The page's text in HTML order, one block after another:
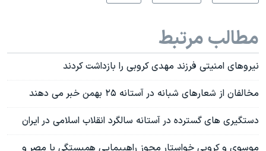
مطالب مرتبط
نیروهای امنیتی فرزند مهدی کروبی را بازداشت کردند
مخالفان از شعارهای شبانه در آستانه ۲۵ بهمن خبر می دهند
دستگیری های گسترده در آستانه سالگرد انقلاب اسلامی در ایران